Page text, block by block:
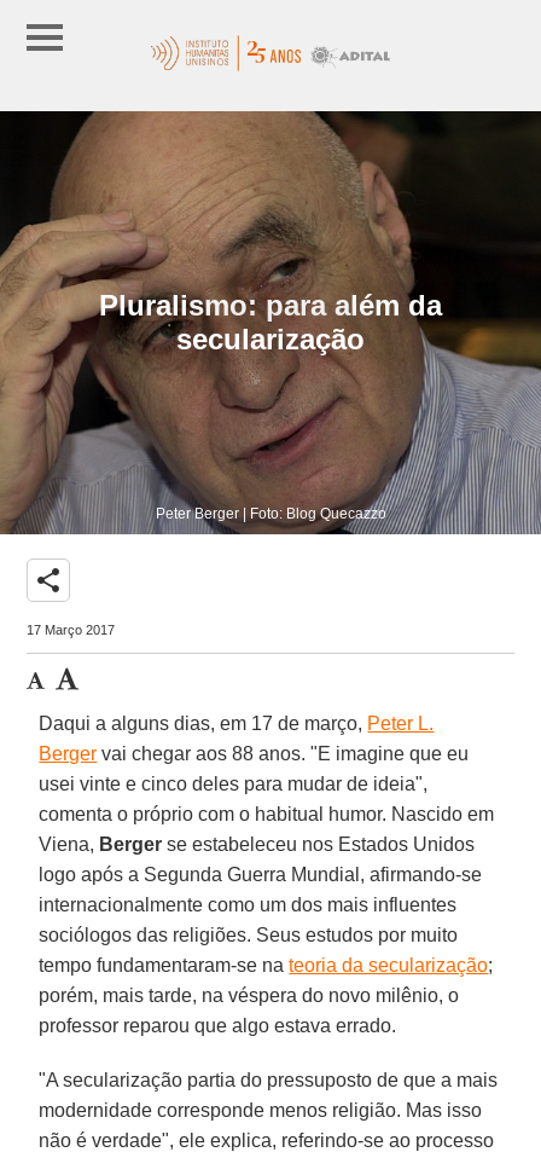
Pluralismo: para além da
secularização
Peter Berger | Foto: Blog Quecazzo
share
17 Março 2017
Daqui a alguns dias, em 17 de março, Peter L.
Berger vai chegar aos 88 anos. "E imagine que eu
usei vinte e cinco deles para mudar de ideia",
comenta o próprio com o habitual humor. Nascido em
Viena, Berger se estabeleceu nos Estados Unidos
logo após a Segunda Guerra Mundial, afirmando-se
internacionalmente como um dos mais influentes
sociólogos das religiões. Seus estudos por muito
tempo fundamentaram-se nateoria da secularização;
porém, mais tarde, na véspera do novo milênio, o
professor reparou que algo estava errado.
"A secularização partia do pressuposto de que a mais
modernidade corresponde menos religião. Mas isso
não é verdade", ele explica, referindo-se ao processo